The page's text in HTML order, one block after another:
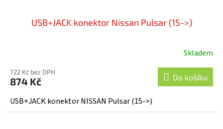
USB+JACK konektor Nissan Pulsar (15->)
Skladem
722 Kč bez DPH
874 Kč Do košíku
USB+JACK konektor NISSAN Pulsar (15->)